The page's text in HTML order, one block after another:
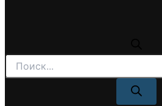
Поиск
товаров